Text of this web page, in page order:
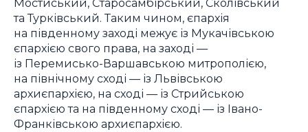
та Турківський. Таким чином, єпархія
на південному заході межує із Мукачівською
єпархією свого права, на заході —
із Перемисько-Варшавською митрополією,
на північному сході — із Львівською
архиєпархією, на сході — із Стрийською
єпархією та на південному сході — із Івано-
Франківською архиєпархією.